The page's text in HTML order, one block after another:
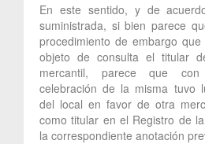
En este sentido, y de
suministrada, si bien parece
procedimiento de embargo
objeto de consulta el titular
mercantil, parece que
celebración de la misma tuvo
del local en favor de otra
como titular en el Registro de
la correspondiente anotación